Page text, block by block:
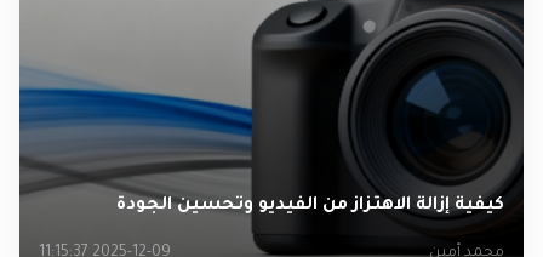
كيفية إزالة الاهتزاز من الفيديو وتحسين الجودة
محمد أمين 2025-12-09 11:15:37